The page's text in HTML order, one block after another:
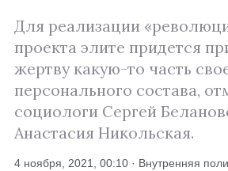
Для реализации
проекта элите придется
жертву какую-то часть
персонального состава,
социологи Сергей
Анастасия Никольская.
4 ноября, 2021, 00:10 · Внутренняя